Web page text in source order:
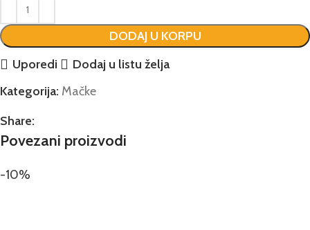
DODAJ U KORPU
Uporedi
Dodaj u listu želja
Kategorija: Mačke
Share:
Povezani proizvodi
-10%